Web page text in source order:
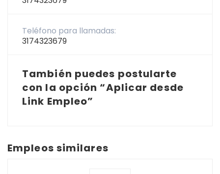
Teléfono para llamadas:
3174323679
También puedes postularte
con la opción “Aplicar desde
Link Empleo”
Empleos similares